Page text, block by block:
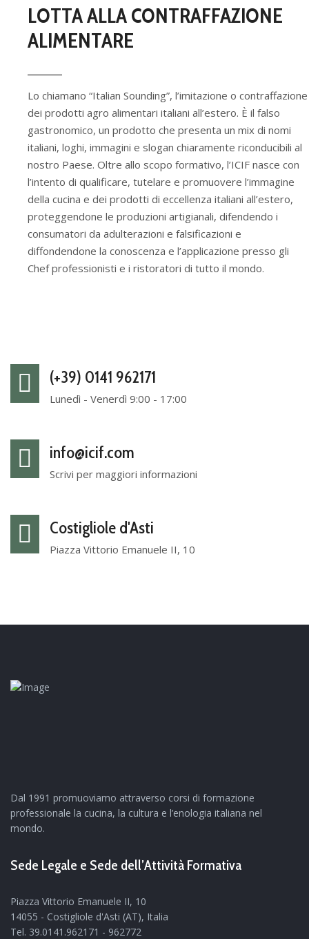
LOTTA ALLA CONTRAFFAZIONE
ALIMENTARE
Lo chiamano “Italian Sounding”, l’imitazione o contraffazione
dei prodotti agro alimentari italiani all’estero. È il falso
gastronomico, un prodotto che presenta un mix di nomi
italiani, loghi, immagini e slogan chiaramente riconducibili al
nostro Paese. Oltre allo scopo formativo, l’ICIF nasce con
l’intento di qualificare, tutelare e promuovere l’immagine
della cucina e dei prodotti di eccellenza italiani all’estero,
proteggendone le produzioni artigianali, difendendo i
consumatori da adulterazioni e falsificazioni e
diffondendone la conoscenza e l’applicazione presso gli
Chef professionisti e i ristoratori di tutto il mondo.
(+39) 0141 962171
Lunedì - Venerdì 9:00 - 17:00
info@icif.com
Scrivi per maggiori informazioni
Costigliole d'Asti
Piazza Vittorio Emanuele II, 10
Dal 1991 promuoviamo attraverso corsi di formazione
professionale la cucina, la cultura e l’enologia italiana nel
mondo.
Sede Legale e Sede dell’Attività Formativa
Piazza Vittorio Emanuele II, 10
14055 - Costigliole d'Asti (AT), Italia
Tel. 39.0141.962171 - 962772